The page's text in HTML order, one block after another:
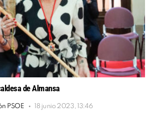
de Almansa
PSOE 18 junio 2023, 13:46